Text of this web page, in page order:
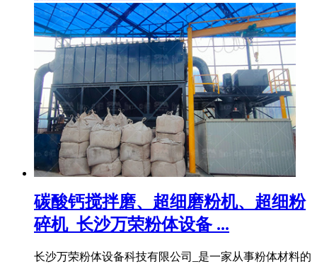
碳酸钙搅拌磨、超细磨粉机、超细粉
碎机_长沙万荣粉体设备 ...
长沙万荣粉体设备科技有限公司_是一家从事粉体材料的